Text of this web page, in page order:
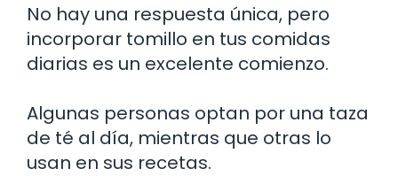
No hay una respuesta única, pero
incorporar tomillo en tus comidas
diarias es un excelente comienzo.
Algunas personas optan por una taza
de té al día, mientras que otras lo
usan en sus recetas.